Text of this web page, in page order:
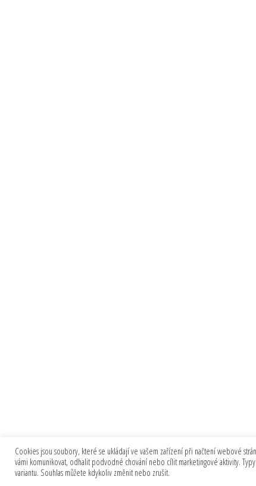
Cookies jsou soubory, které se ukládají ve vašem zařízení při načtení webové
vámi komunikovat, odhalit podvodné chování nebo cílit marketingové aktivity.
variantu. Souhlas můžete kdykoliv změnit nebo zrušit.